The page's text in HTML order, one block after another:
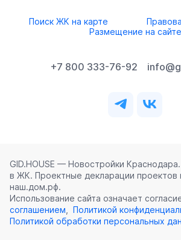
Поиск ЖК на карте
Размещение на сайте
+7 800 333-76-92
GID.HOUSE — Новостройки Краснодара.
в ЖК. Проектные декларации проектов
наш.дом.рф.
Использование сайта означает
соглашением
Политикой
Политикой обработки персональных